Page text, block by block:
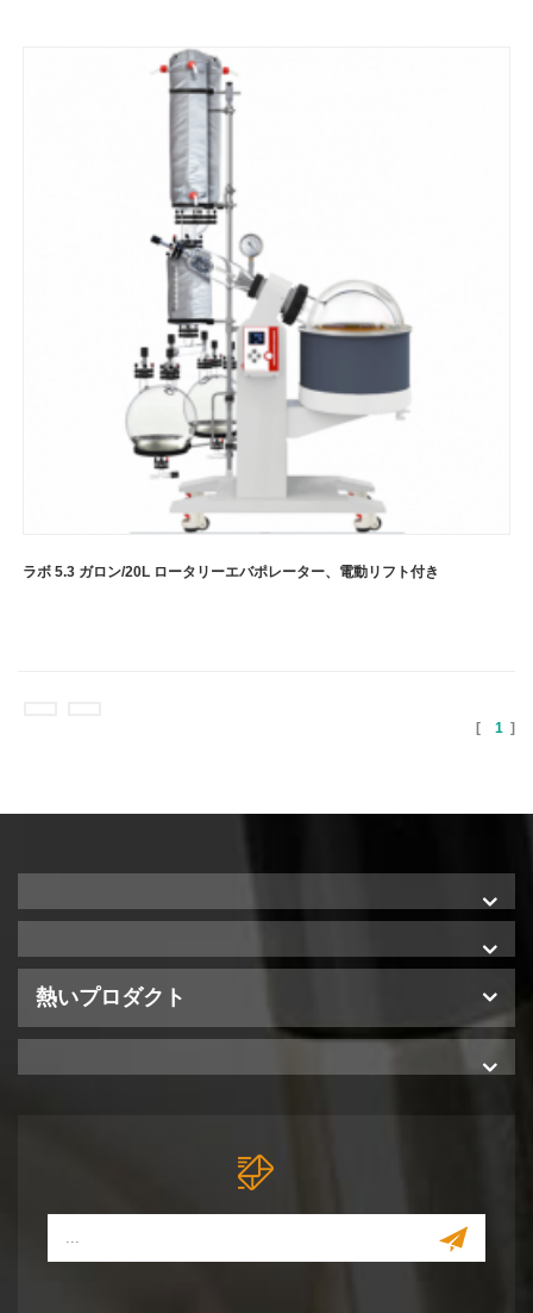
ラボ 5.3 ガロン/20L ロータリーエバポレーター、電動リフト付き
[ 1 ]
熱いプロダクト